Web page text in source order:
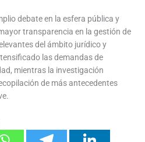
debate en la esfera pública y
transparencia en la gestión de
del ámbito jurídico y
las demandas de
mientras la investigación
de más antecedentes